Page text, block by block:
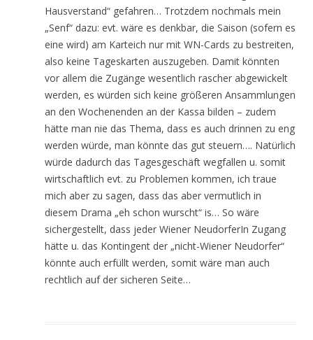
Hausverstand“ gefahren… Trotzdem nochmals mein
„Senf“ dazu: evt. wäre es denkbar, die Saison (sofern es
eine wird) am Karteich nur mit WN-Cards zu bestreiten,
also keine Tageskarten auszugeben. Damit könnten
vor allem die Zugänge wesentlich rascher abgewickelt
werden, es würden sich keine größeren Ansammlungen
an den Wochenenden an der Kassa bilden – zudem
hätte man nie das Thema, dass es auch drinnen zu eng
werden würde, man könnte das gut steuern…. Natürlich
würde dadurch das Tagesgeschäft wegfallen u. somit
wirtschaftlich evt. zu Problemen kommen, ich traue
mich aber zu sagen, dass das aber vermutlich in
diesem Drama „eh schon wurscht“ is… So wäre
sichergestellt, dass jeder Wiener NeudorferIn Zugang
hätte u. das Kontingent der „nicht-Wiener Neudorfer“
könnte auch erfüllt werden, somit wäre man auch
rechtlich auf der sicheren Seite…